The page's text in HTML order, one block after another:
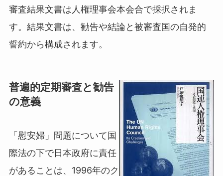
審査結果文書は人権理事会本会合で採択されま
す。結果文書は、勧告や結論と被審査国の自発的
誓約から構成されます。
普遍的定期審査と勧告
の意義
「慰安婦」問題について国
際法の下で日本政府に責任
があることは、1996年のク